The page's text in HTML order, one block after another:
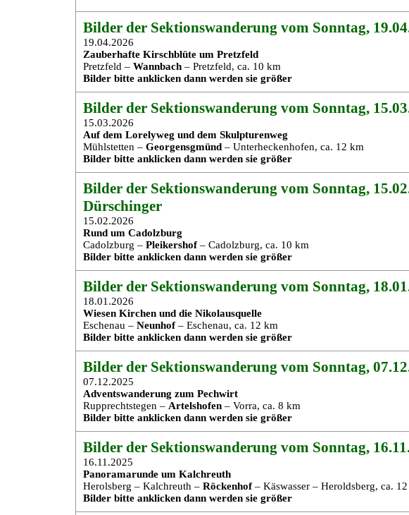
Bilder der Sektionswanderung vom Sonntag,
19.04.2026
Zauberhafte Kirschblüte um Pretzfeld
Pretzfeld – Wannbach – Pretzfeld, ca. 10 km
Bilder bitte anklicken dann werden sie größer
Bilder der Sektionswanderung vom Sonntag,
15.03.2026
Auf dem Lorelyweg und dem Skulpturenweg
Mühlstetten – Georgensgmünd – Unterheckenhofen, ca. 12 km
Bilder bitte anklicken dann werden sie größer
Bilder der Sektionswanderung vom Sonntag,
Dürschinger
15.02.2026
Rund um Cadolzburg
Cadolzburg – Pleikershof– Cadolzburg, ca. 10 km
Bilder bitte anklicken dann werden sie größer
Bilder der Sektionswanderung vom Sonntag,
18.01.2026
Wiesen Kirchen und die Nikolausquelle
Eschenau – Neunhof– Eschenau, ca. 12 km
Bilder bitte anklicken dann werden sie größer
Bilder der Sektionswanderung vom Sonntag,
07.12.2025
Adventswanderung zum Pechwirt
Rupprechtstegen – Artelshofen – Vorra, ca. 8 km
Bilder bitte anklicken dann werden sie größer
Bilder der Sektionswanderung vom Sonntag,
16.11.2025
Panoramarunde um Kalchreuth
Herolsberg – Kalchreuth – Röckenhof– Käswasser – Heroldsberg, ca.
Bilder bitte anklicken dann werden sie größer